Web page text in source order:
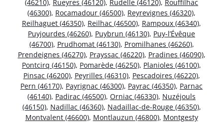
(46210), Rueyres (46120), Rudelle (46120), Rouffilhac
(46300), Rocamadour (46500), Reyrevignes (46320),
Reilhaguet (46350), Reilhac (46500), Rampoux (46340),
Puyjourdes (46260), Puybrun (46130), Puy-l’Évêque
(46700), Prudhomat (46130), Promilhanes (46260),
Prendeignes (46270), Prayssac (46220), Pradines (46090),
Pontcirq (46150), Pomarède (46250), Planioles (46100),
Pinsac (46200), Peyrilles (46310), Pescadoires (46220),
Pern (46170), Payrignac (46300), Payrac (46350), Parnac
(46140), Padirac (46500), Orniac (46330), Nuzéjouls
(46150), Nadillac (46360), Nadaillac-de-Rouge (46350),
Montvalent (46600), Montlauzun (46800), Montgesty